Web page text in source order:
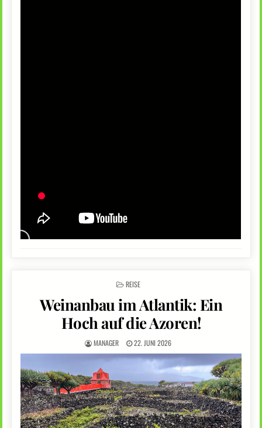
POSTED
REISE
Weinanbau im Atlantik: Ein
Hoch auf die Azoren!
MANAGER 22. JUNI 2026